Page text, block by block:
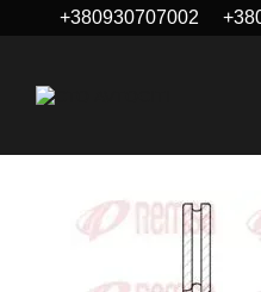
Перейти до основного
+380930707002